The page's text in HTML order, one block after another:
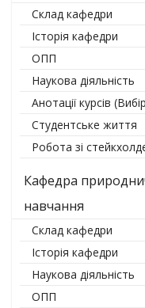
Склад кафедри
Історія кафедри
ОПП
Наукова діяльність
Анотації курсів
Студентське життя
Робота зі
Кафедра
навчання
Склад кафедри
Історія кафедри
Наукова діяльність
ОПП